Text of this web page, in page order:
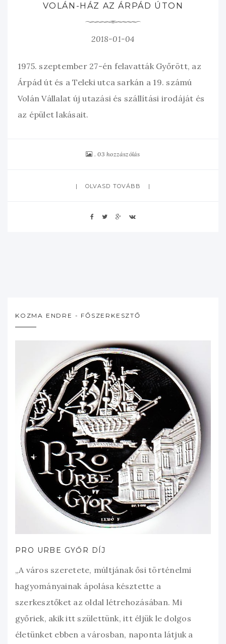
VOLÁN-HÁZ AZ ÁRPÁD ÚTON
2018-01-04
1975. szeptember 27-én felavatták Győrött, az
Árpád út és a Teleki utca sarkán a 19. számú
Volán Vállalat új utazási és szállítási irodáját és
az épület lakásait.
03 hozzászólás
OLVASD TOVÁBB
KOZMA ENDRE - FŐSZERKESZTŐ
PRO URBE GYŐR DÍJ
„A város szeretete, múltjának ősi történelmi
hagyományainak ápolása késztette a
szerkesztőket az oldal létrehozásában. Mi
győriek, akik itt születtünk, itt éljük le dolgos
életünket ebben a városban, naponta látjuk a